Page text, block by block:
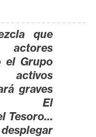
que
el Grupo
activos
graves
El
Tesoro…